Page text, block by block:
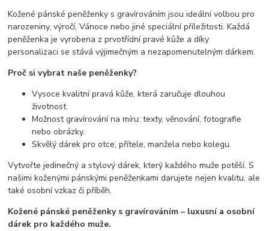
Kožené pánské peněženky s gravírováním jsou ideální volbou pro
narozeniny, výročí, Vánoce nebo jiné speciální příležitosti. Každá
peněženka je vyrobena z prvotřídní pravé kůže a díky
personalizaci se stává výjimečným a nezapomenutelným dárkem.
Proč si vybrat naše peněženky?
Vysoce kvalitní pravá kůže, která zaručuje dlouhou
životnost.
Možnost gravírování na míru: texty, věnování, fotografie
nebo obrázky.
Skvělý dárek pro otce, přítele, manžela nebo kolegu.
Vytvořte jedinečný a stylový dárek, který každého muže potěší. S
našimi koženými pánskými peněženkami darujete nejen kvalitu, ale
také osobní vzkaz či příběh.
Kožené pánské peněženky s gravírováním – luxusní a osobní
dárek pro každého muže.